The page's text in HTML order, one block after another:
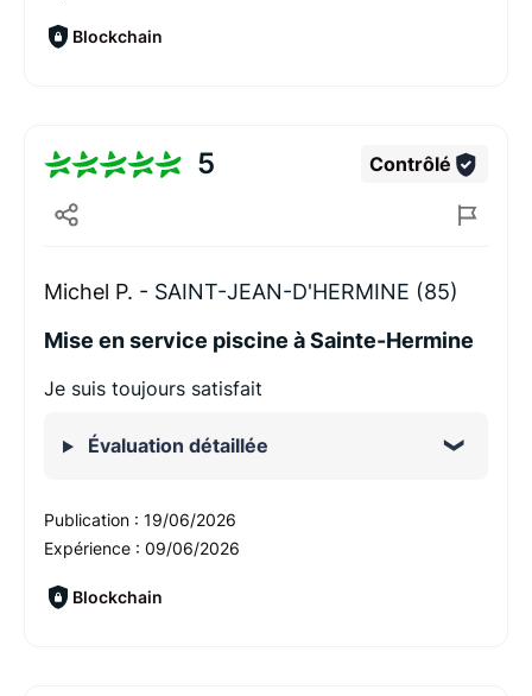
Blockchain
5 Contrôlé
Michel P. - SAINT-JEAN-D'HERMINE (85)
Mise en service piscine à Sainte-Hermine
Je suis toujours satisfait
Évaluation détaillée
Publication : 19/06/2026
Expérience : 09/06/2026
Blockchain